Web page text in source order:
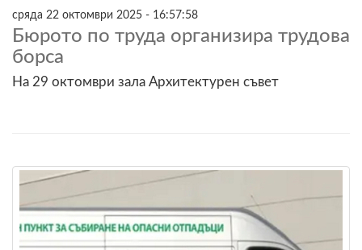
сряда 22 октомври 2025 - 16:57:58
Бюрото по труда организира трудова
борса
На 29 октомври зала Архитектурен съвет